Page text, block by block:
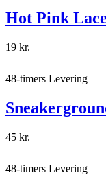
Hot Pink
19 kr.
48-timers Levering
45 kr.
48-timers Levering